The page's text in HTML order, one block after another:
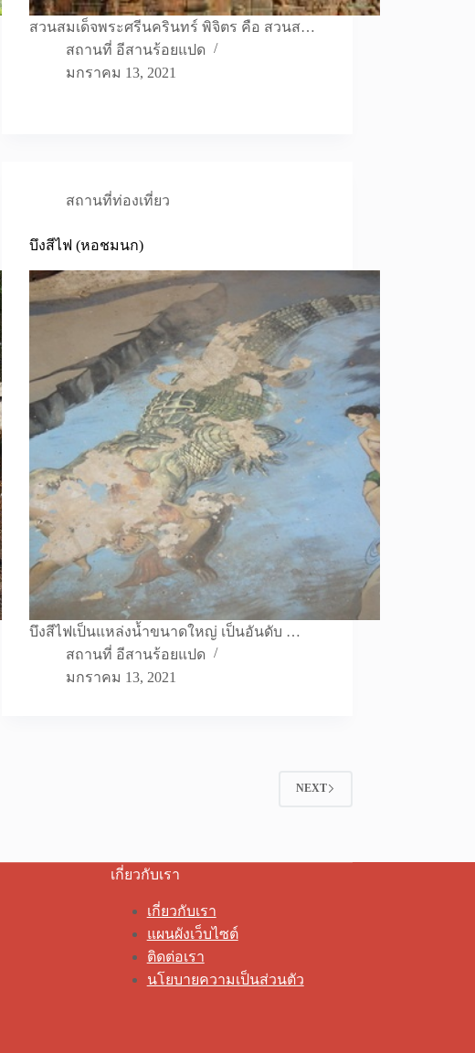
สวนสมเด็จพระศรีนครินทร์ พิจิตร คือ สวนส…
สถานที่ อีสานร้อยแปด
มกราคม 13, 2021
สถานที่ท่องเที่ยว
บึงสีไฟ (หอชมนก)
บึงสีไฟเป็นแหล่งน้ำขนาดใหญ่ เป็นอันดับ …
สถานที่ อีสานร้อยแปด
มกราคม 13, 2021
NEXT
เกี่ยวกับเรา
เกี่ยวกับเรา
แผนผังเว็บไซต์
ติดต่อเรา
นโยบายความเป็นส่วนตัว